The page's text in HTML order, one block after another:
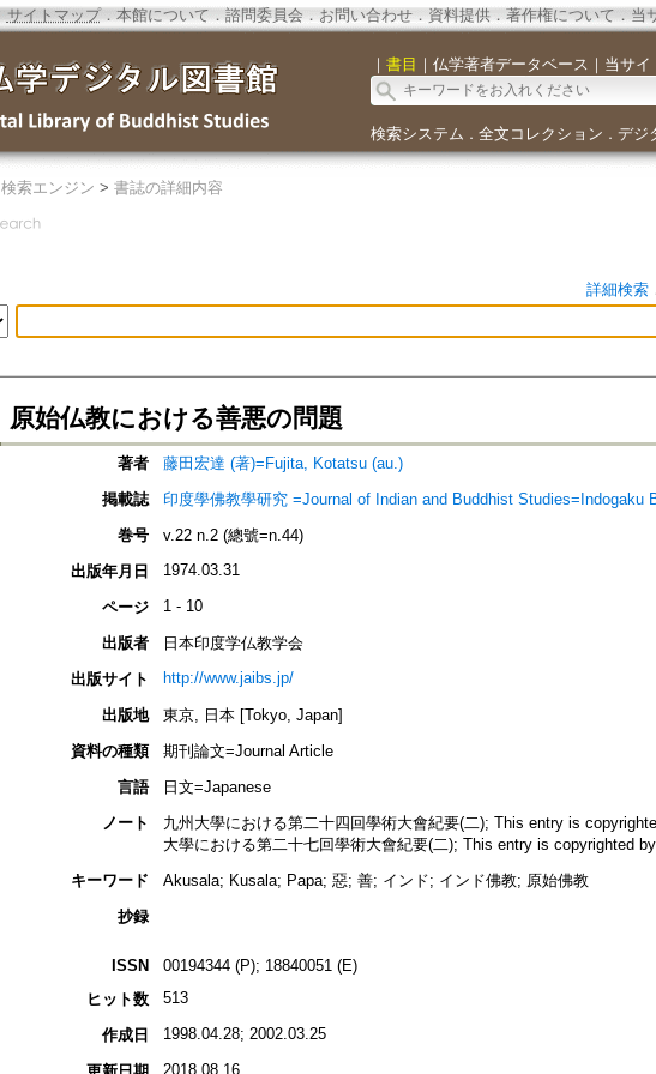
サイトマップ．本館について ． 諮問委員会． お問い合わせ． 資料提供． 著作権について．当
｜ 書目 ｜ 仏学著者データベース ｜ 当サイ
検索システム ． 全文コレクション ． デジ
検索エンジン > 書誌の詳細内容
詳細検索
原始仏教における善悪の問題
著者
藤田宏達 (著)=Fujita, Kotatsu (au.)
掲載誌
印度學佛教學研究 =Journal of Indian and Buddhist Studies=Indogaku
巻号
v.22 n.2 (總號=n.44)
出版年月日
1974.03.31
ページ 1 - 10
出版者
日本印度学仏教学会
出版サイト
http://www.jaibs.jp/
出版地
東京, 日本 [Tokyo, Japan]
資料の種類
期刊論文=Journal Article
言語
日文=Japanese
ノート
九州大學における第二十四回學術大會紀要(二); This entry is
大學における第二十七回學術大會紀要(二); This entry is copyrighted
キーワード
Akusala; Kusala; Papa; 惡; 善; インド; インド佛教; 原始佛教
抄録
ISSN
00194344 (P); 18840051 (E)
ヒット数
513
作成日 1998.04.28; 2002.03.25
2018.08.16